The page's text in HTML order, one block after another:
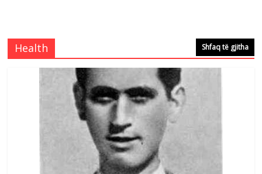
Comments Off
Çlirimtari Mentor Mushkolaj nderohet
me mirenjohje nga Xhevdet Qeriqi Dega
e invalidëve në Fushë Kosovë
August 4, 2026 Comments Off
Sulm , pse të dua ty
August 8, 2026 Comments Off
Health Shfaq të gjitha